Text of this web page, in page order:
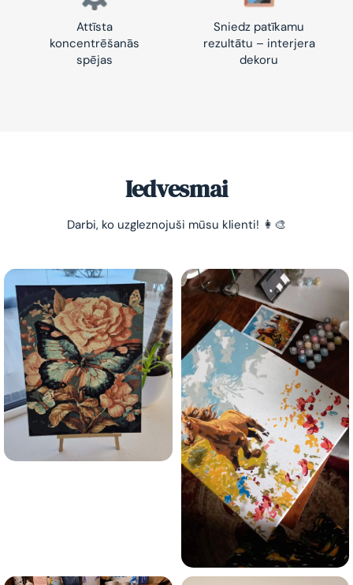
Attīsta
koncentrēšanās
spējas
Sniedz patīkamu
rezultātu – interjera
dekoru
Iedvesmai
Darbi, ko uzgleznojuši mūsu klienti! 👩‍🎨